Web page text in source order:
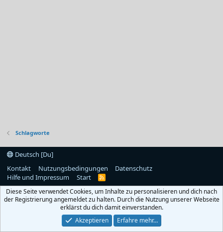
Schlagworte
Deutsch [Du]
Kontakt
Nutzungsbedingungen
Datenschutz
Hilfe und Impressum
Start
R
S
Diese Seite verwendet Cookies, um Inhalte zu personalisieren und dich nach
der Registrierung angemeldet zu halten. Durch die Nutzung unserer Webseite
erklärst du dich damit einverstanden.
Akzeptieren
Erfahre mehr…